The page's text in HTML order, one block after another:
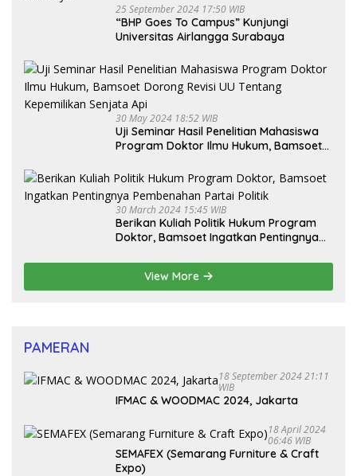
25 September 2024 17:50 WIB
“BHP Goes To Campus” Kunjungi
Universitas Airlangga Surabaya
30 May 2024 18:52 WIB
Uji Seminar Hasil Penelitian Mahasiswa
Program Doktor Ilmu Hukum, Bamsoet
Senjata Api
30 March 2024 15:45 WIB
Berikan Kuliah Politik Hukum Program
Doktor, Bamsoet Ingatkan Pentingnya
View More
PAMERAN
18 September 2024 21:11
WIB
IFMAC & WOODMAC 2024, Jakarta
18 April 2024
06:46 WIB
SEMAFEX (Semarang Furniture & Craft
Expo)